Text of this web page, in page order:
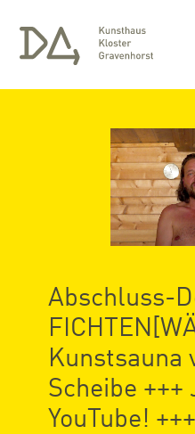
Abschluss-
Kunstsauna
Scheibe
YouTube! +++